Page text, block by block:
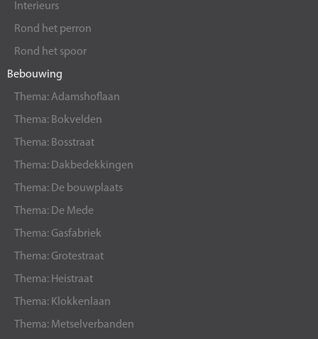
Interieurs
Rond het perron
Rond het spoor
Bebouwing
Thema: Adamshoflaan
Thema: Bokvelden
Thema: Bosstraat
Thema: Dakbedekkingen
Thema: De bouwplaats
Thema: De Mede
Thema: Gasfabriek
Thema: Grotestraat
Thema: Heistraat
Thema: Klokkenlaan
Thema: Metselverbanden